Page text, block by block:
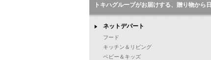
トキハグループがお届けする、贈り物から
ネットデパート
フード
キッチン＆リビング
ベビー＆キッズ